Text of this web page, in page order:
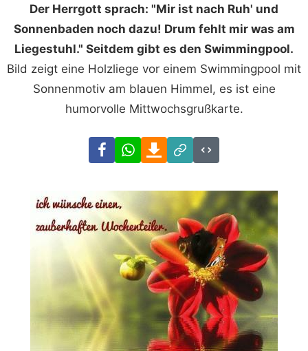
Der Herrgott sprach: "Mir ist nach Ruh' und
Sonnenbaden noch dazu! Drum fehlt mir was am
Liegestuhl." Seitdem gibt es den Swimmingpool.
Bild zeigt eine Holzliege vor einem Swimmingpool mit
Sonnenmotiv am blauen Himmel, es ist eine
humorvolle Mittwochsgrußkarte.
FacebookWhatsAppDownload
Link
Code